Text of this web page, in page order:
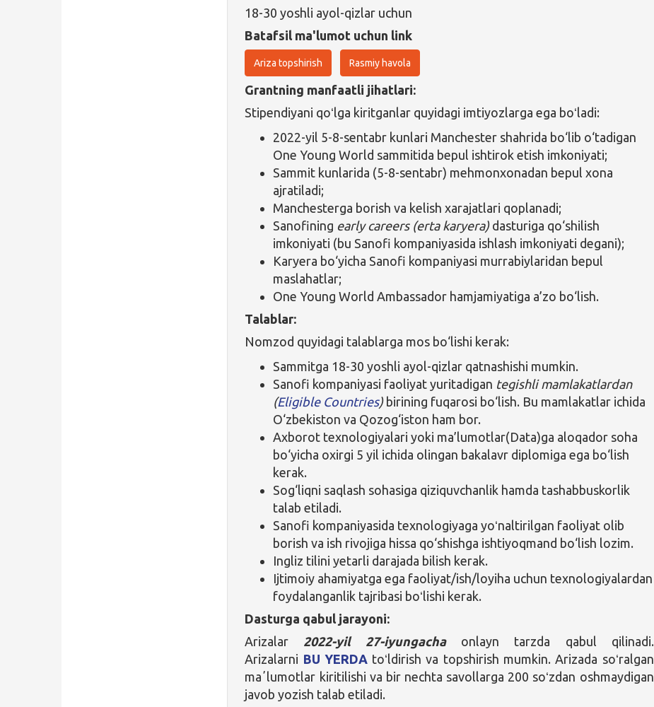
18-30 yoshli ayol-qizlar uchun
Batafsil ma'lumot uchun link
Ariza topshirish Rasmiy havola
Grantning manfaatli jihatlari:
Stipendiyani qoʻlga kiritganlar quyidagi imtiyozlarga ega boʻladi:
2022-yil 5-8-sentabr kunlari Manchester shahrida bo‘lib o‘tadigan
One Young World sammitida bepul ishtirok etish imkoniyati;
Sammit kunlarida (5-8-sentabr) mehmonxonadan bepul xona
ajratiladi;
Manchesterga borish va kelish xarajatlari qoplanadi;
Sanofining early careers (erta karyera)dasturiga qo‘shilish
imkoniyati (bu Sanofi kompaniyasida ishlash imkoniyati degani);
Karyera bo‘yicha Sanofi kompaniyasi murrabiylaridan bepul
maslahatlar;
One Young World Ambassador hamjamiyatiga a’zo bo‘lish.
Talablar:
Nomzod quyidagi talablarga mos bo‘lishi kerak:
Sammitga 18-30 yoshli ayol-qizlar qatnashishi mumkin.
Sanofi kompaniyasi faoliyat yuritadigan tegishli mamlakatlardan
(Eligible Countries)birining fuqarosi bo‘lish. Bu mamlakatlar ichida
O‘zbekiston va Qozog‘iston ham bor.
Axborot texnologiyalari yoki ma’lumotlar(Data)ga aloqador soha
bo‘yicha oxirgi 5 yil ichida olingan bakalavr diplomiga ega bo‘lish
kerak.
Sog‘liqni saqlash sohasiga qiziquvchanlik hamda tashabbuskorlik
talab etiladi.
Sanofi kompaniyasida texnologiyaga yoʻnaltirilgan faoliyat olib
borish va ish rivojiga hissa qo‘shishga ishtiyoqmand bo‘lish lozim.
Ingliz tilini yetarli darajada bilish kerak.
Ijtimoiy ahamiyatga ega faoliyat/ish/loyiha uchun texnologiyalardan
foydalanganlik tajribasi boʻlishi kerak.
Dasturga qabul jarayoni:
Arizalar 2022-yil 27-iyungachaonlayn tarzda qabul qilinadi.
Arizalarni BU YERDA toʻldirish va topshirish mumkin. Arizada soʻralgan
maʼlumotlar kiritilishi va bir nechta savollarga 200 soʻzdan oshmaydigan
javob yozish talab etiladi.